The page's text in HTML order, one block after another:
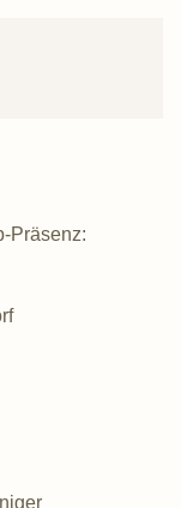
Präsenz: